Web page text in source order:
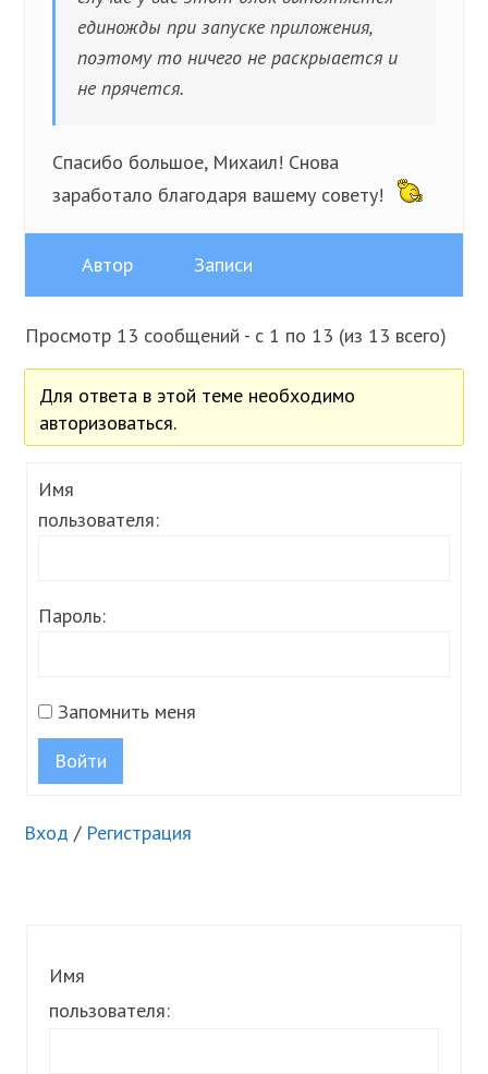
единожды при запуске приложения,
поэтому то ничего не раскрыается и
не прячется.
Спасибо большое, Михаил! Снова
заработало благодаря вашему совету!
Автор Записи
Просмотр 13 сообщений - с 1 по 13 (из 13 всего)
Для ответа в этой теме необходимо
авторизоваться.
Имя
пользователя:
Пароль:
Запомнить меня
Войти
Вход / Регистрация
Имя
пользователя: